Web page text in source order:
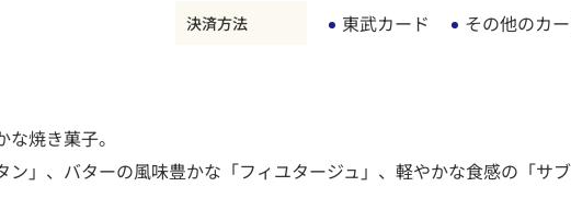
決済方法 東武カード その他のカ
焼き菓子。
」、バターの風味豊かな「フィユタージュ」、軽やかな食感の「サ